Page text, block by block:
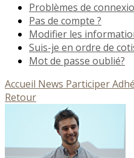
Problèmes de
Pas de compte ?
Modifier les
Suis-je en ordre de
Mot de passe oublié?
Accueil News Participer
Retour